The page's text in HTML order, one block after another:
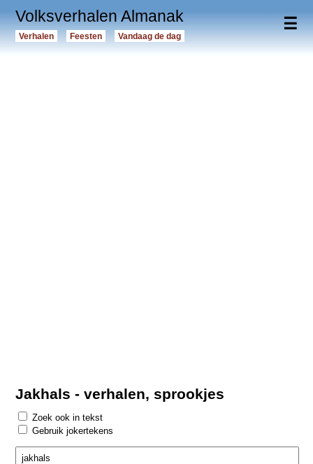
☰
Volksverhalen Almanak
Verhalen Feesten Vandaag de dag
Jakhals - verhalen, sprookjes
Zoek ook in tekst
Gebruik jokertekens